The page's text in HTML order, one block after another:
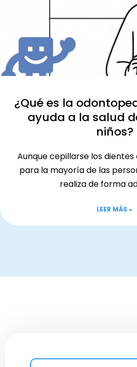
¿Qué es la
ayuda a la salud
niños?
Aunque cepillarse los
para la mayoría de las
realiza de forma
LEER MÁS »